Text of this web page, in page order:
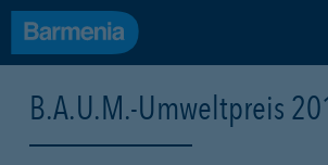
B.A.U.M.-Umweltpreis